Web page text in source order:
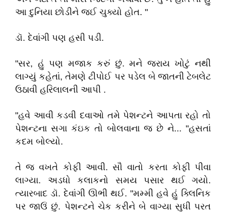
આ દુનિયા છોડીને જઈ ચુક્યો હોત. "
ડૉ. દેવાંગી પણ હસી પડી.
"સર, હું પણ મજાક કરું છું. મને જરાય ખોટું નથી
લાગ્યું કહેતાં, તેમણે ટીપોઈ પર પડેલ બે જાતની ટેબલેટ
ઉઠાવી હરિલાલની આપી .
"હવે આવી કડવી દવાઓ તમે પેશન્ટને આપતા રહો તો
પેશન્ટના સગા કંઇક તો બોલવાના જ છે ને... "હસતાં
કદમ બોલ્યો.
તે જ વખતે કોફી આવી. સૌ વાતો કરતા કોફી પીવા
લાગ્યા. અડધો કલાકનો સમય પસાર થઈ ગયો.
ત્યારબાદ ડૉ. દેવાંગી ઊભી થઈ. "મમ્મી હવે હું ક્લિનિક
પર જાઉં છું. પેશન્ટને ચેક કરીને બે વાગ્યા સુધી પરત